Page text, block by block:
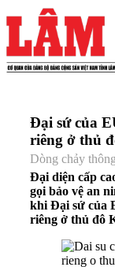
Đại sứ của
riêng ở thủ
Dòng chảy
Đại diện cấp
gọi bảo vệ an
khi Đại sứ của
riêng ở thủ đô